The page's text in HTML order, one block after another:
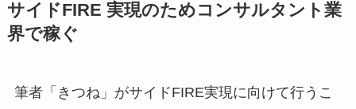
サイドFIRE 実現のためコンサルタント業
界で稼ぐ
筆者「きつね」がサイドFIRE実現に向けて行うこ